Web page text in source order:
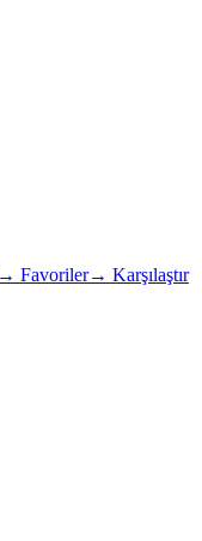
Favoriler→ Karşılaştır